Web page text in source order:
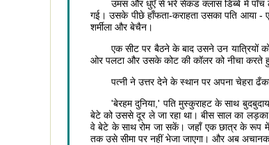
उमस और धुएँ से भरे सेकंड क्लास डिब्बे में पाँच
गई। उसके पीछे हाँफता-कराहता उसका पति आया
शर्मीला और बेचैन।
एक सीट पर बैठने के बाद उसने उन यात्रियों
ओर पलटा और उसके कोट की कॉलर को नीचा करते
पत्नी ने उत्तर देने के स्थान पर अपना चेहरा
'बेरहम दुनिया,' पति मुस्कुराहट के साथ
बेटे को उससे दूर ले जा रहा था। बीस साल का लड़का
वे बेटे के साथ रोम जा सकें। जहाँ एक छात्र के रूप
तक उसे सीमा पर नहीं भेजा जाएगा। और अब